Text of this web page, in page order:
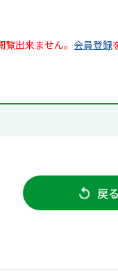
出来ません。 会員登録
戻る